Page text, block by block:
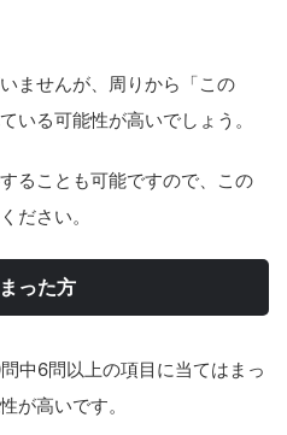
ませんが、周りから「この
いる可能性が高いでしょう。
ることも可能ですので、この
ださい。
った方
中6問以上の項目に当てはまっ
が高いです。